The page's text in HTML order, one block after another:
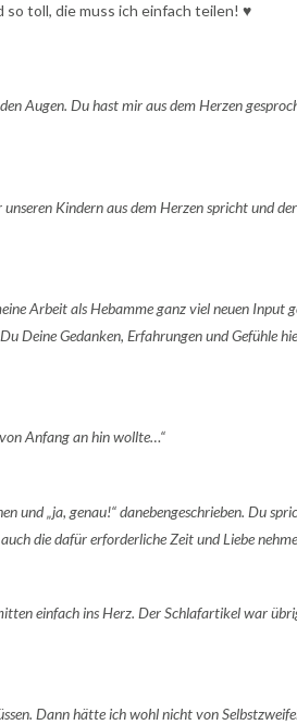
so toll, die muss ich einfach teilen! ♥
Augen. Du hast mir aus dem Herzen
Kindern aus dem Herzen spricht und
Arbeit als Hebamme ganz viel neuen Input
Deine Gedanken, Erfahrungen und Gefühle
Anfang an hin wollte…“
und „ja, genau!“ danebengeschrieben. Du
die dafür erforderliche Zeit und Liebe
einfach ins Herz. Der Schlafartikel war
Dann hätte ich wohl nicht von